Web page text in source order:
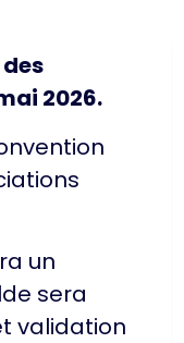
2026.
un
sera
validation